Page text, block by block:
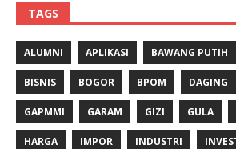
TAGS
ALUMNI APLIKASI BAWANG PUTIH
BISNIS BOGOR BPOM DAGING
GAPMMI GARAM GIZI GULA
HARGA IMPOR INDUSTRI